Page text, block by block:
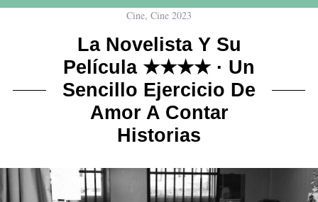
Cine, Cine 2023
La Novelista Y Su
Película ★★★★ · Un
Sencillo Ejercicio De
Amor A Contar
Historias